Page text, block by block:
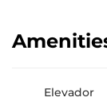
Elevador